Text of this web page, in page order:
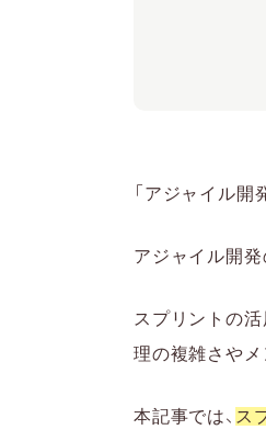
「アジャイル開
アジャイル開発
スプリントの活
理の複雑さやメ
本記事では、 ス